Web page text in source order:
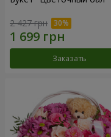
2 427 грн
Заказать